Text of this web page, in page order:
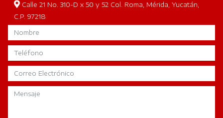
Calle 21 No. 310-D x 50 y 52 Col. Roma, Mérida, Yucatán,
C.P. 97218